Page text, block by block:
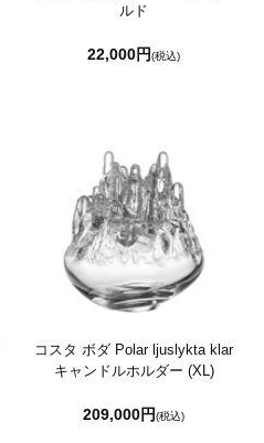
ルド
22,000円(税込)
コスタ ボダ Polar ljuslykta klar
キャンドルホルダー (XL)
209,000円(税込)